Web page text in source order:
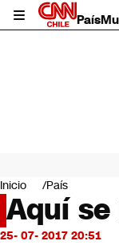
País
Mundo
Negocios
Deportes
Programas
Inicio País
Aquí se
25- 07- 2017 20:51